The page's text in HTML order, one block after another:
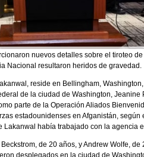
nuevos detalles sobre el tiroteo
Nacional resultaron heridos de gravedad.
reside en Bellingham,
de la ciudad de Washington, Jeanine
parte de la Operación Aliados
estadounidenses en Afganistán, según
había trabajado con la agencia
de 20 años, y Andrew Wolfe, de
desplegados en la ciudad de